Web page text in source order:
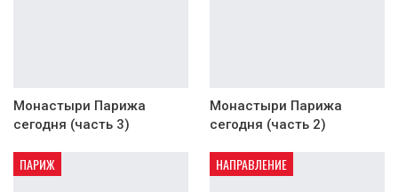
Монастыри Парижа
сегодня (часть 3)
Монастыри Парижа
сегодня (часть 2)
ПАРИЖ НАПРАВЛЕНИЕ